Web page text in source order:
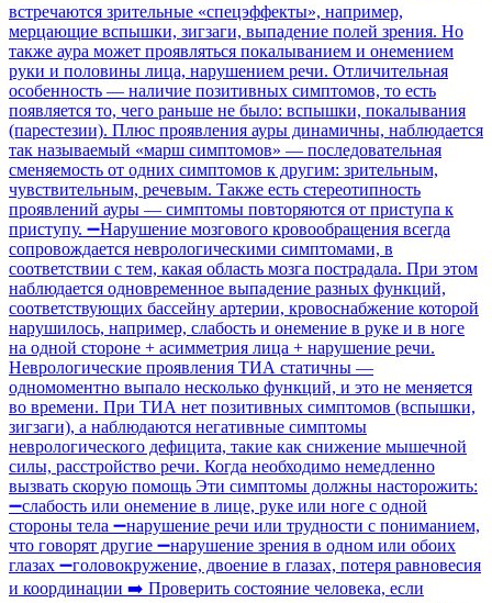
встречаются зрительные «спецэффекты», например,
мерцающие вспышки, зигзаги, выпадение полей зрения. Но
также аура может проявляться покалыванием и онемением
руки и половины лица, нарушением речи. Отличительная
особенность — наличие позитивных симптомов, то есть
появляется то, чего раньше не было: вспышки, покалывания
(парестезии). Плюс проявления ауры динамичны, наблюдается
так называемый «марш симптомов» — последовательная
сменяемость от одних симптомов к другим: зрительным,
чувствительным, речевым. Также есть стереотипность
проявлений ауры — симптомы повторяются от приступа к
приступу. ➖Нарушение мозгового кровообращения всегда
сопровождается неврологическими симптомами, в
соответствии с тем, какая область мозга пострадала. При этом
наблюдается одновременное выпадение разных функций,
соответствующих бассейну артерии, кровоснабжение которой
нарушилось, например, слабость и онемение в руке и в ноге
на одной стороне + асимметрия лица + нарушение речи.
Неврологические проявления ТИА статичны —
одномоментно выпало несколько функций, и это не меняется
во времени. При ТИА нет позитивных симптомов (вспышки,
зигзаги), а наблюдаются негативные симптомы
неврологического дефицита, такие как снижение мышечной
силы, расстройство речи. Когда необходимо немедленно
вызвать скорую помощь Эти симптомы должны насторожить:
➖слабость или онемение в лице, руке или ноге с одной
стороны тела ➖нарушение речи или трудности с пониманием,
что говорят другие ➖нарушение зрения в одном или обоих
глазах ➖головокружение, двоение в глазах, потеря равновесия
и координации ➡️ Проверить состояние человека, если